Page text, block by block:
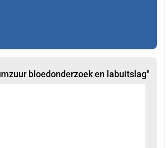
bloedonderzoek en labuitslag"